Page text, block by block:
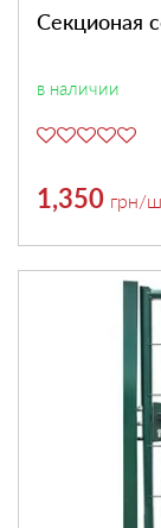
Секционая
в наличии
1,350 грн/